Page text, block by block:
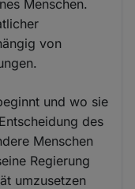
Menschen.
von
und wo sie
des
Menschen
Regierung
umzusetzen